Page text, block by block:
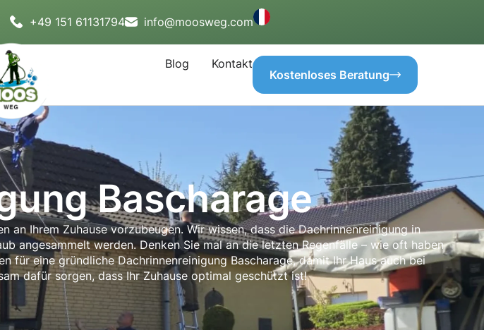
+49 151 61131794 info@moosweg.com
Blog
Kontakt
Kostenloses Beratung
Bascharage
Ihrem Zuhause vorzubeugen. Wir wissen, dass die Dachrinnenreinigung in
angesammelt werden. Denken Sie mal an die letzten Regenfälle – wie oft haben
für eine gründliche Dachrinnenreinigung Bascharage, damit Ihr Haus auch bei
dafür sorgen, dass Ihr Zuhause optimal geschützt ist!